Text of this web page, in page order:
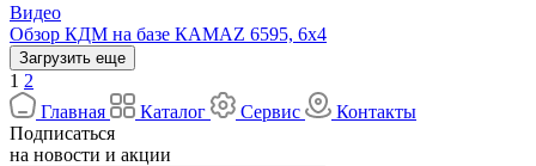
Видео
Обзор КДМ на базе КАМАZ 6595, 6х4
Загрузить еще
1 2
Главная
Каталог Сервис
Контакты
Подписаться
на новости и акции